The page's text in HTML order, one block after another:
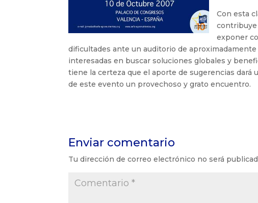
Con esta
contribuye
exponer
dificultades ante un auditorio de
interesadas en buscar soluciones globales y
tiene la certeza que el aporte de sugerencias dará
de este evento un provechoso y grato encuentro.
Enviar comentario
Tu dirección de correo electrónico no será